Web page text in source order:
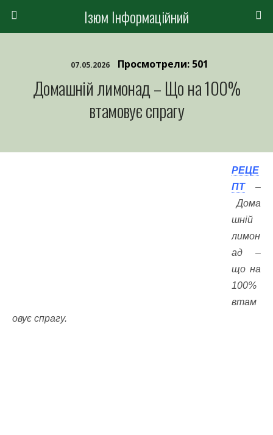
Ізюм Інформаційний
07.05.2026 Просмотрели: 501
Домашній лимонад – Що на 100%
втамовує спрагу
РЕЦЕ
ПТ–
Дома
шній
лимон
ад –
що на
100%
втам
овує спрагу.